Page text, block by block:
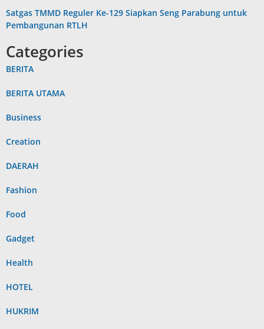
Satgas TMMD Reguler Ke-129 Siapkan Seng Parabung untuk
Pembangunan RTLH
Categories
BERITA
BERITA UTAMA
Business
Creation
DAERAH
Fashion
Food
Gadget
Health
HOTEL
HUKRIM